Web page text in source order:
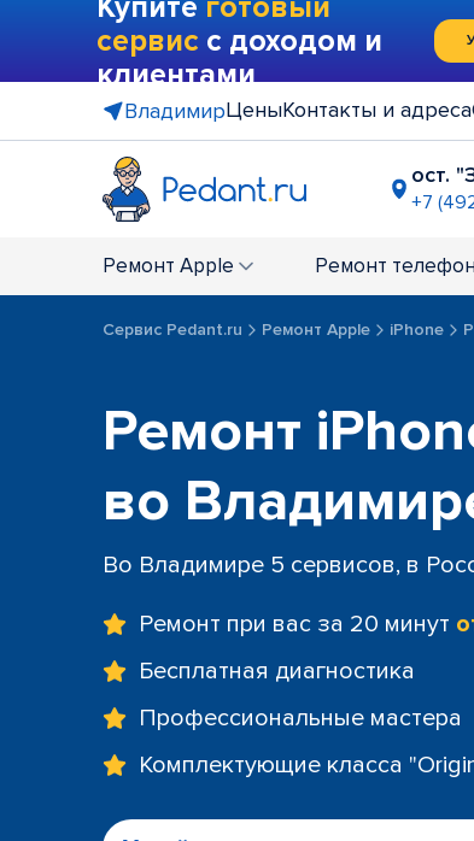
Купите готовый
сервис с доходом и
клиентами
ВладимирЦеныКонтакты и адреса
ост.
+7
+7
Ремонт Apple Ремонт
Сервис Pedant.ru Ремонт Apple iPhone
Ремонт
во
Во Владимире 5 сервисов, в
Ремонт при вас за 20 минут
Бесплатная диагностика
Профессиональные мастера
Комплектующие класса